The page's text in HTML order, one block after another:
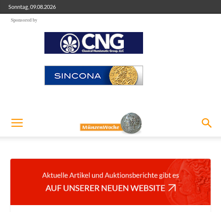
Sonntag, 09.08.2026
Sponsored by